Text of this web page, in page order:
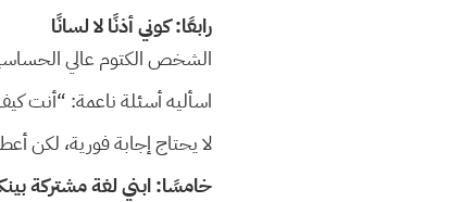
رابعًا: كوني أذنًا لا لسانًا
الشخص الكتوم عالي
اسأليه أسئلة ناعمة: “أنت
لا يحتاج إجابة فورية، لكن
خامسًا: ابني لغة مشتركة